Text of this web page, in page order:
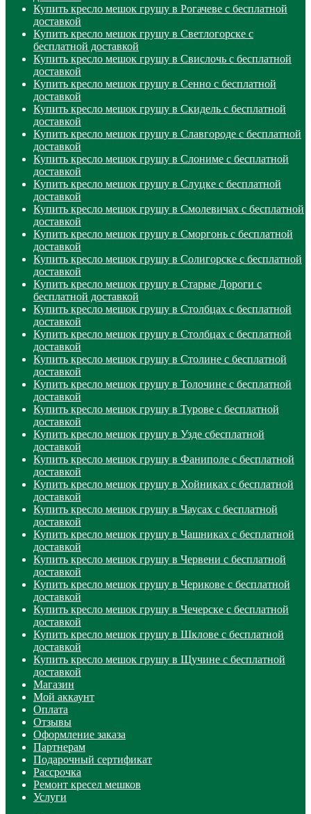
Купить кресло мешок грушу в Рогачеве с бесплатной
доставкой
Купить кресло мешок грушу в Светлогорске с
бесплатной доставкой
Купить кресло мешок грушу в Свислочь с бесплатной
доставкой
Купить кресло мешок грушу в Сенно с бесплатной
доставкой
Купить кресло мешок грушу в Скидель с бесплатной
доставкой
Купить кресло мешок грушу в Славгороде с бесплатной
доставкой
Купить кресло мешок грушу в Слониме с бесплатной
доставкой
Купить кресло мешок грушу в Слуцке с бесплатной
доставкой
Купить кресло мешок грушу в Смолевичах с бесплатной
доставкой
Купить кресло мешок грушу в Сморгонь с бесплатной
доставкой
Купить кресло мешок грушу в Солигорске с бесплатной
доставкой
Купить кресло мешок грушу в Старые Дороги с
бесплатной доставкой
Купить кресло мешок грушу в Столбцах с бесплатной
доставкой
Купить кресло мешок грушу в Столбцах с бесплатной
доставкой
Купить кресло мешок грушу в Столине с бесплатной
доставкой
Купить кресло мешок грушу в Толочине с бесплатной
доставкой
Купить кресло мешок грушу в Турове с бесплатной
доставкой
Купить кресло мешок грушу в Узде сбесплатной
доставкой
Купить кресло мешок грушу в Фаниполе с бесплатной
доставкой
Купить кресло мешок грушу в Хойниках с бесплатной
доставкой
Купить кресло мешок грушу в Чаусах с бесплатной
доставкой
Купить кресло мешок грушу в Чашниках с бесплатной
доставкой
Купить кресло мешок грушу в Червени с бесплатной
доставкой
Купить кресло мешок грушу в Черикове с бесплатной
доставкой
Купить кресло мешок грушу в Чечерске с бесплатной
доставкой
Купить кресло мешок грушу в Шклове с бесплатной
доставкой
Купить кресло мешок грушу в Щучине с бесплатной
доставкой
Магазин
Мой аккаунт
Оплата
Отзывы
Оформление заказа
Партнерам
Подарочный сертификат
Рассрочка
Ремонт кресел мешков
Услуги